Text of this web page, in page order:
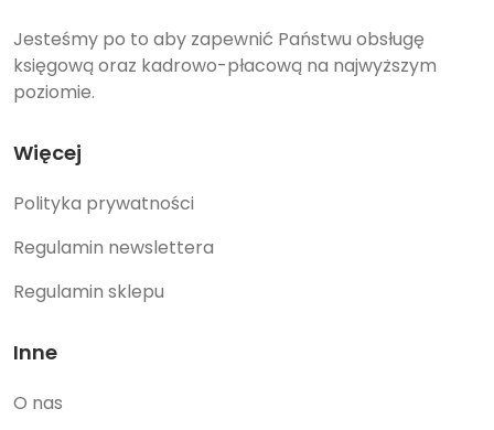
Jesteśmy po to aby zapewnić Państwu obsługę
księgową oraz kadrowo-płacową na najwyższym
poziomie.
Więcej
Polityka prywatności
Regulamin newslettera
Regulamin sklepu
Inne
O nas